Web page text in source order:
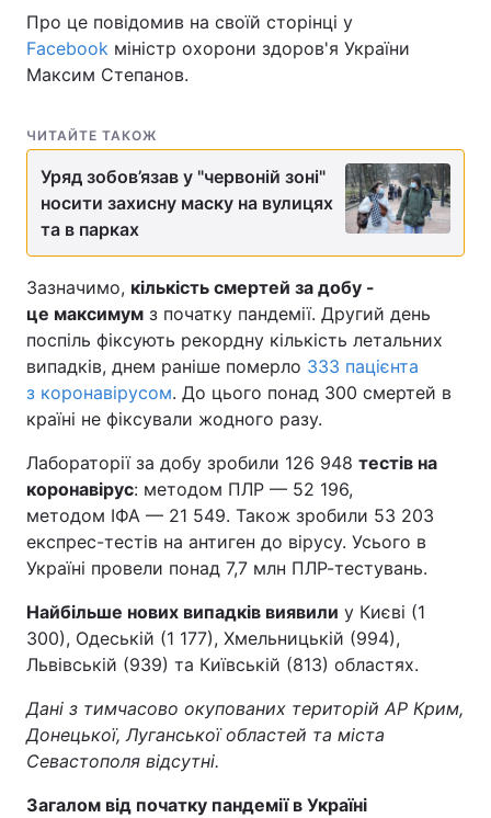
Техно і зв'язок Лайт
Зброя
Здоров'я
Цікавинки Погода
Екологія
Відео з Youtube Статті
Інтерв'ю Думки
Вакансії
Контакти
Послуги
Тема оформлення
Про це повідомив на своїй сторінці у
Facebook міністр охорони здоров'я України
Максим Степанов.
ЧИТАЙТЕ ТАКОЖ
Уряд зобов’язав у "червоній зоні"
носити захисну маску на вулицях
та в парках
Зазначимо, кількість смертей за добу -
це максимум з початку пандемії. Другий день
поспіль фіксують рекордну кількість летальних
випадків, днем раніше померло 333 пацієнта
з коронавірусом. До цього понад 300 смертей в
країні не фіксували жодного разу.
Лабораторії за добу зробили 126 948 тестів на
коронавірус: методом ПЛР — 52 196,
методом ІФА — 21 549. Також зробили 53 203
експрес-тестів на антиген до вірусу. Усього в
Україні провели понад 7,7 млн ПЛР-тестувань.
Найбільше нових випадків виявили у Києві (1
300), Одеській (1 177), Хмельницькій (994),
Львівській (939) та Київській (813) областях.
Дані з тимчасово окупованих територій АР Крим,
Донецької, Луганської областей та міста
Севастополя відсутні.
Загалом від початку пандемії в Україні